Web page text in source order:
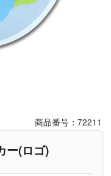
商品番号：72211
ー(ロゴ)